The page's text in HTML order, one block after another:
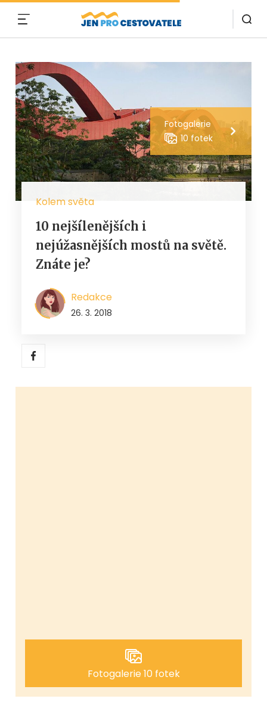
Fotogalerie
10 fotek
Kolem světa
10 nejšílenějších i
nejúžasnějších mostů na světě.
Znáte je?
Redakce
26. 3. 2018
Fotogalerie 10 fotek